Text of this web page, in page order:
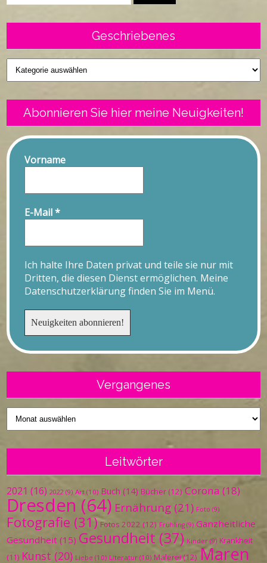
Geschriebenes
Geschriebenes
Abonnieren Sie hier meine Neuigkeiten!
Vorname
E-Mail*
Ich halte Ihre Daten privat und teile sie nur mit
Dritten, die diesen Dienst ermöglichen. Meine
Datenschutzerklärung finden Sie im Menü.
Vergangenes
Vergangenes
Leitwörter
2021 (16) 2022 (9) Art (10) Buch (14) Bücher (12) Corona (18)
Dresden (64) Ernährung (21) Foto (9)
Fotografie (31) Fotos 2022 (12) Frühling (9) Ganzheitliche
Gesundheit (15) Gesundheit (37) Kinder (9) Krankheit
(11) Kunst (20) Liebe (10) Literatur (10) Malerei(12) Maren